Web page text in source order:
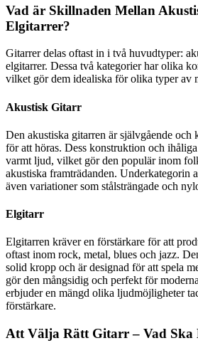
Vad är Skillnaden Mellan
Elgitarrer?
Gitarrer delas oftast in i två huvudtyper:
elgitarrer. Dessa två kategorier har olika
vilket gör dem idealiska för olika typer av
Akustisk Gitarr
Den akustiska gitarren är självgående och
för att höras. Dess konstruktion och
varmt ljud, vilket gör den populär inom
akustiska framträdanden. Underkategorin
även variationer som stålsträngade och
Elgitarr
Elgitarren kräver en förstärkare för att
oftast inom rock, metal, blues och jazz.
solid kropp och är designad för att spela
gör den mångsidig och perfekt för
erbjuder en mängd olika ljudmöjligheter
förstärkare.
Att Välja Rätt Gitarr – Vad Ska